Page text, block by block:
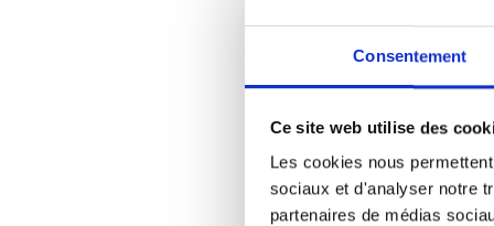
Consentement
Ce site web utilise des
Les cookies nous
sociaux et d'analyser notre
partenaires de médias
Avec pour objectifde
Toutes les entreprises de
publique territoriale et
Grâce à la subvention «
bénéficieront d’un montant
euros.